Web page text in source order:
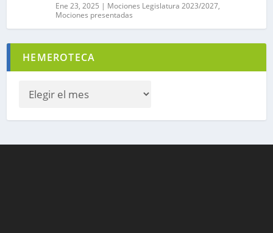
Ene 23, 2025 | Mociones Legislatura 2023/2027,
Mociones presentadas
HEMEROTECA